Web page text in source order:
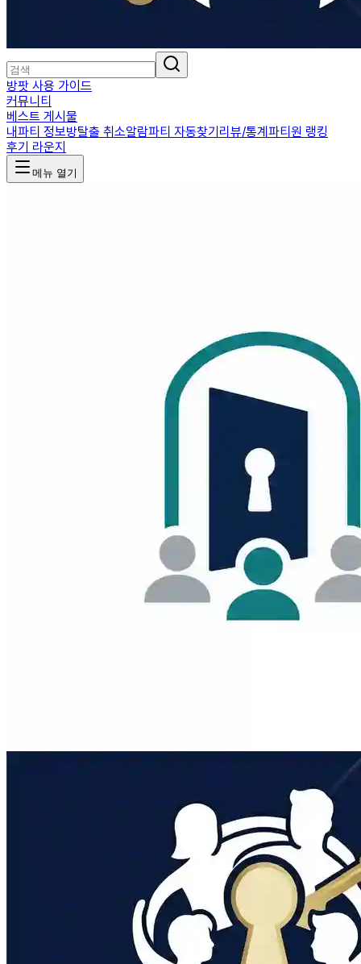
방팟 사용 가이드
커뮤니티
베스트 게시물
내파티 정보방탈출 취소알람파티 자동찾기리뷰/통계파티원 랭킹
후기 라운지
메뉴 열기